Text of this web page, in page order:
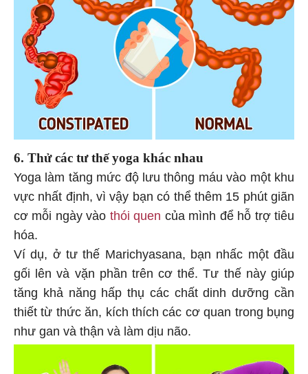
6. Thử các tư thế yoga khác nhau
Yoga làm tăng mức độ lưu thông máu vào một khu
vực nhất định, vì vậy bạn có thể thêm 15 phút giãn
cơ mỗi ngày vào thói quen của mình để hỗ trợ tiêu
hóa.
Ví dụ, ở tư thế Marichyasana, bạn nhấc một đầu
gối lên và vặn phần trên cơ thể. Tư thế này giúp
tăng khả năng hấp thụ các chất dinh dưỡng cần
thiết từ thức ăn, kích thích các cơ quan trong bụng
như gan và thận và làm dịu não.